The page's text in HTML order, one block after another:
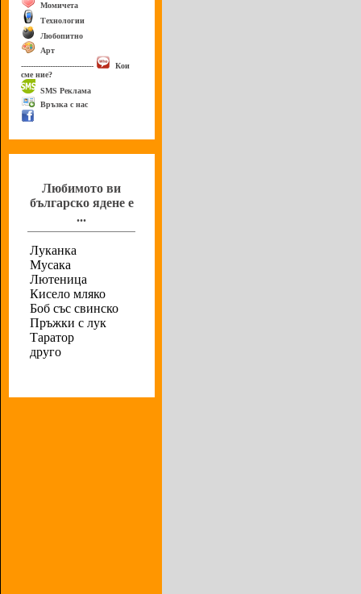
Момичета
Технологии
Любопитно
Арт
------------------------------
Кои
сме ние?
SMS Реклама
Връзка с нас
Любимото ви
българско ядене е
...
Луканка
Мусака
Лютеница
Кисело мляко
Боб със свинско
Пръжки с лук
Таратор
друго